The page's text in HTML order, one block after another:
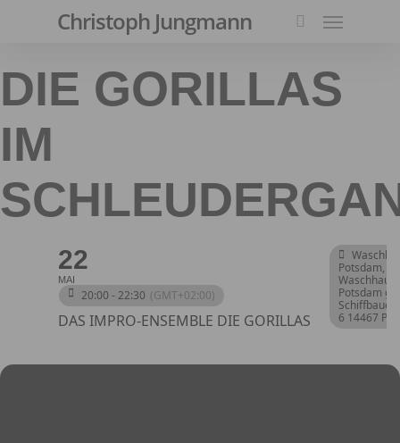
content
Christoph Jungmann Menu
DIE GORILLAS
IM
22
MAI
20:00 - 22:30 (GMT+02:00)
DAS IMPRO-ENSEMBLE DIE GORILLAS
Potsdam,
Waschhaus
Potsdam
6 14467